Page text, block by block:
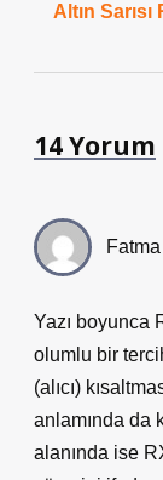
Altın
14 Yorum
Fatma
Yazı boyunca
olumlu bir
(alıcı)
anlamında da
alanında ise